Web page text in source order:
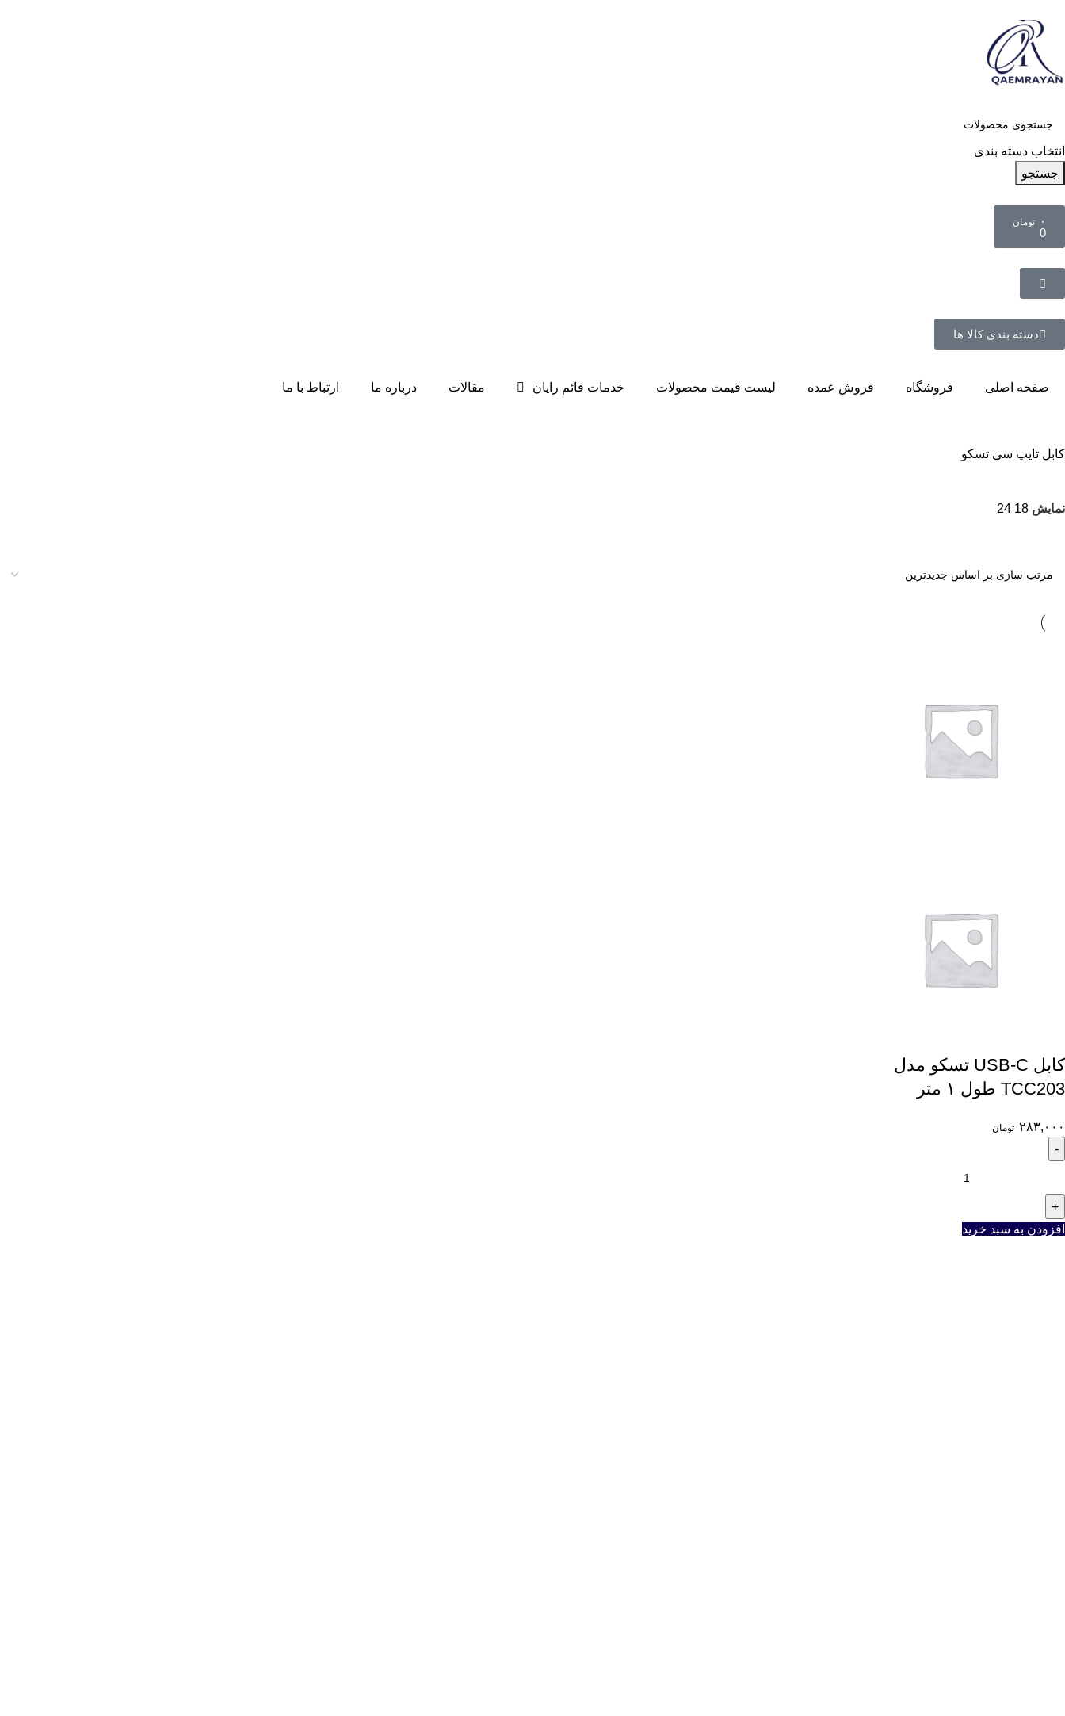
انتخاب دسته بندی
جستجو
۰ تومان
0
دسته بندی کالا ها
صفحه اصلی فروشگاه فروش عمده لیست قیمت محصولات خدمات قائم رایان مقالات درباره ما ارتباط با ما
کابل تایپ سی تسکو
نمایش 18
24
کابل USB‑C تسکو مدل
TCC203 طول ۱ متر
۲۸۳,۰۰۰ تومان
افزودن به سبد خرید